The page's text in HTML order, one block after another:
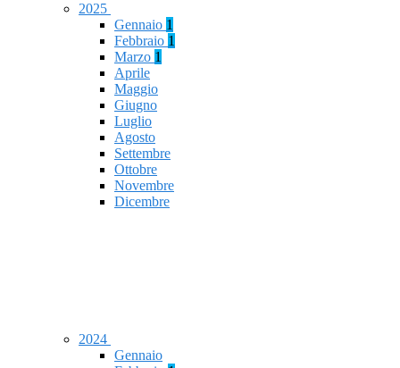
2025
Gennaio 1
Febbraio 1
Marzo 1
Aprile
Maggio
Giugno
Luglio
Agosto
Settembre
Ottobre
Novembre
Dicembre
2024
Gennaio